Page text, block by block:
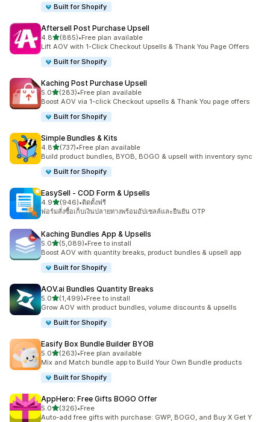
Built for Shopify
Aftersell Post Purchase Upsell
4.8เต็ม 5 ดาว
(885)
ทั้งหมด 885 รีวิว
•Free plan available
Lift AOV with 1-Click Checkout Upsells & Thank You Page Offers
Built for Shopify
Kaching Post Purchase Upsell
5.0เต็ม 5 ดาว
(283)
ทั้งหมด 283 รีวิว
•Free plan available
Boost AOV via 1-click Checkout upsells & Thank You page offers
Built for Shopify
Simple Bundles & Kits
4.8เต็ม 5 ดาว
(737)
ทั้งหมด 737 รีวิว
•Free plan available
Build product bundles, BYOB, BOGO & upsell with inventory sync
Built for Shopify
EasySell ‑ COD Form & Upsells
4.9เต็ม 5 ดาว
(946)
ทั้งหมด 946 รีวิว
•ติดตั้งฟรี
ฟอร์มสั่งซื้อเก็บเงินปลายทางพร้อมอัปเซลล์และยืนยัน OTP
Kaching Bundles App & Upsells
5.0เต็ม 5 ดาว
(5,089)
ทั้งหมด 5089 รีวิว
•Free to install
Boost AOV with quantity breaks, product bundles & upsell app
Built for Shopify
AOV.ai Bundles Quantity Breaks
5.0เต็ม 5 ดาว
(1,499)
ทั้งหมด 1499 รีวิว
•Free to install
Grow AOV with product bundles, volume discounts & upsells
Built for Shopify
Easify Box Bundle Builder BYOB
5.0เต็ม 5 ดาว
(263)
ทั้งหมด 263 รีวิว
•Free plan available
Mix and Match bundle app to Build Your Own Bundle products
Built for Shopify
AppHero: Free Gifts BOGO Offer
5.0เต็ม 5 ดาว
(326)
ทั้งหมด 326 รีวิว
•Free
Auto-add free gifts with purchase: GWP, BOGO, and Buy X Get Y